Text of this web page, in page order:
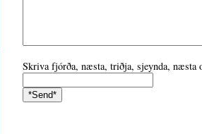
Skriva fjórða, næsta, triðja, sjeynda,